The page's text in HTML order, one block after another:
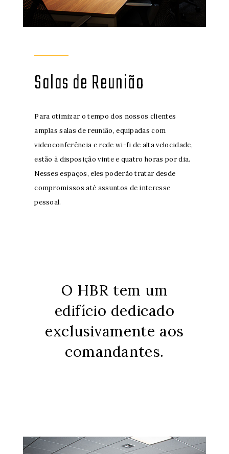
Salas de Reunião
Para otimizar o tempo dos nossos clientes
amplas salas de reunião, equipadas com
videoconferência e rede wi-fi de alta velocidade,
estão à disposição vinte e quatro horas por dia.
Nesses espaços, eles poderão tratar desde
compromissos até assuntos de interesse
pessoal.
O HBR tem um
edifício dedicado
exclusivamente aos
comandantes.